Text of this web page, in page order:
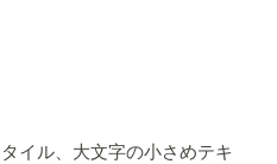
イル、大文字の小さめテキ